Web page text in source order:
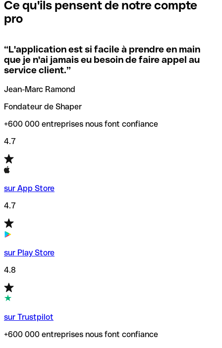
signifie que vous avez le code de l'une des succursales
locales.
Si vous n'êtes pas sûr du code SWIFT que vous devriez
utiliser, nous avons développé un outil de recherche de
codes SWIFT par nom de banque.
vérification/recherche de codes SWIFT. Ainsi, vous pouvez
trouver et vérifier vos codes SWIFT avant de réaliser vos
transferts d’argent.
Ce qu'ils pensent de notre compte
pro
“L'application est si facile à prendre en main
que je n'ai jamais eu besoin de faire appel au
service client.”
Jean-Marc Ramond
Fondateur de Shaper
+600 000 entreprises nous font confiance
4.7
sur App Store
4.7
sur Play Store
4.8
sur Trustpilot
+600 000 entreprises nous font confiance